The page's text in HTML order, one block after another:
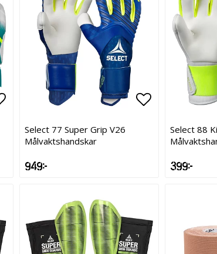
Lägg till i favoritlistan
Lägg till i favoritlistan Lägg till i
Lägg till i
Select 77 Super Grip V26
Målvaktshandskar
949 kr
Select 88
399 kr